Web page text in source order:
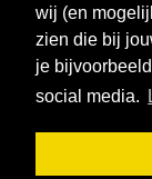
wij (en
zien die bij
je
social media.
info@usa-